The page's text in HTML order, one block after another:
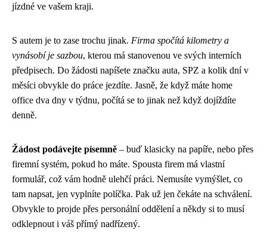
jízdné ve vašem kraji.
S autem je to zase trochu jinak. Firma spočítá kilometry a
vynásobí je sazbou, kterou má stanovenou ve svých interních
předpisech. Do žádosti napíšete značku auta, SPZ a kolik dní v
měsíci obvykle do práce jezdíte. Jasně, že když máte home
office dva dny v týdnu, počítá se to jinak než když dojíždíte
denně.
Žádost podávejte písemně – buď klasicky na papíře, nebo přes
firemní systém, pokud ho máte. Spousta firem má vlastní
formulář, což vám hodně ulehčí práci. Nemusíte vymýšlet, co
tam napsat, jen vyplníte políčka. Pak už jen čekáte na schválení.
Obvykle to projde přes personální oddělení a někdy si to musí
odklepnout i váš přímý nadřízený.